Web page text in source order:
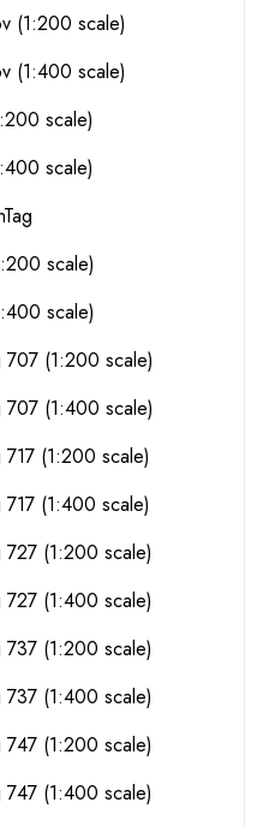
(1:200 scale)
(1:400 scale)
scale)
scale)
scale)
scale)
707 (1:200 scale)
707 (1:400 scale)
717 (1:200 scale)
717 (1:400 scale)
727 (1:200 scale)
727 (1:400 scale)
737 (1:200 scale)
737 (1:400 scale)
747 (1:200 scale)
747 (1:400 scale)